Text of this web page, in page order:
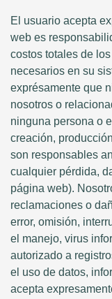
El usuario acepta
web es
costos totales de
necesarios en su
exprésamente que
nosotros o
ninguna persona o
creación,
son responsables
cualquier pérdida,
página web).
reclamaciones o
error, omisión,
el manejo, virus
autorizado a
el uso de datos,
acepta